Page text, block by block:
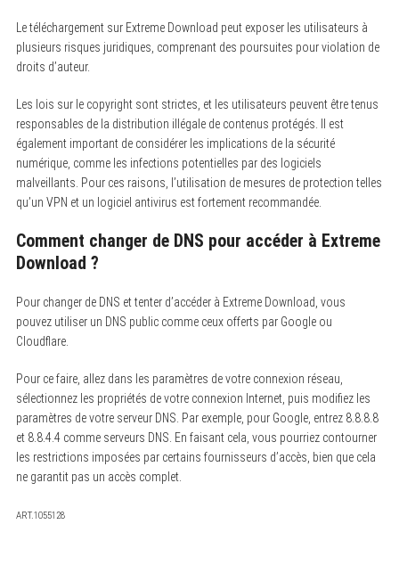
Le téléchargement sur Extreme Download peut exposer les utilisateurs à
plusieurs risques juridiques, comprenant des poursuites pour violation de
droits d’auteur.
Les lois sur le copyright sont strictes, et les utilisateurs peuvent être tenus
responsables de la distribution illégale de contenus protégés. Il est
également important de considérer les implications de la sécurité
numérique, comme les infections potentielles par des logiciels
malveillants. Pour ces raisons, l’utilisation de mesures de protection telles
qu’un VPN et un logiciel antivirus est fortement recommandée.
Comment changer de DNS pour accéder à Extreme
Download ?
Pour changer de DNS et tenter d’accéder à Extreme Download, vous
pouvez utiliser un DNS public comme ceux offerts par Google ou
Cloudflare.
Pour ce faire, allez dans les paramètres de votre connexion réseau,
sélectionnez les propriétés de votre connexion Internet, puis modifiez les
paramètres de votre serveur DNS. Par exemple, pour Google, entrez 8.8.8.8
et 8.8.4.4 comme serveurs DNS. En faisant cela, vous pourriez contourner
les restrictions imposées par certains fournisseurs d’accès, bien que cela
ne garantit pas un accès complet.
ART.1055128